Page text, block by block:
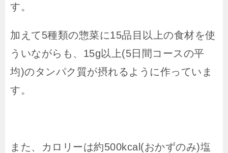
す。
加えて5種類の惣菜に15品目以上の食材を使
ういながらも、15g以上(5日間コースの平
均)のタンパク質が摂れるように作っていま
す。
また、カロリーは約500kcal(おかずのみ)塩